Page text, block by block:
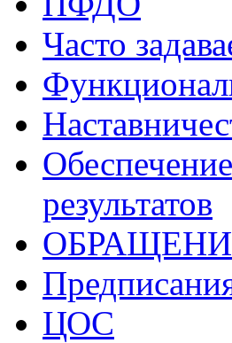
Часто
результатов
ЦОС